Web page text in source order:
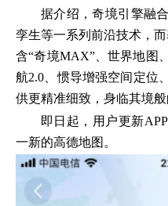
据介绍，奇境引擎融
孪生等一系列前沿技术，
含“奇境MAX”、世界地图
航2.0、惯导增强空间定位
供更精准细致，身临其境般
即日起，用户更新
一新的高德地图。